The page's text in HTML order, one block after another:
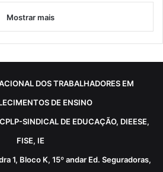
Mostrar mais
DOS TRABALHADORES EM
DE ENSINO
SINDICAL DE EDUCAÇÃO, DIEESE,
FISE, IE
1, Bloco K, 15º andar Ed. Seguradoras,